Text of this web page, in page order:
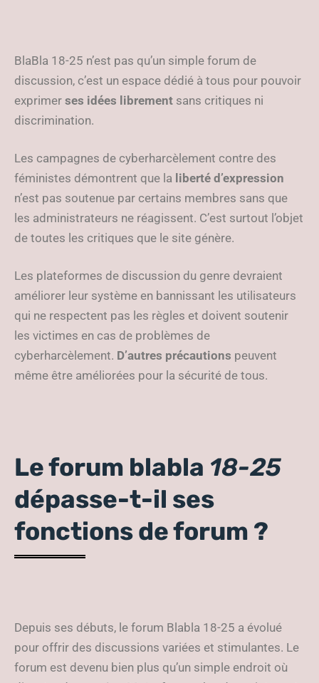
BlaBla 18-25 n’est pas qu’un simple forum de
discussion, c’est un espace dédié à tous pour pouvoir
exprimer ses idées librement sans critiques ni
discrimination.
Les campagnes de cyberharcèlement contre des
féministes démontrent que la liberté d’expression
n’est pas soutenue par certains membres sans que
les administrateurs ne réagissent. C’est surtout l’objet
de toutes les critiques que le site génère.
Les plateformes de discussion du genre devraient
améliorer leur système en bannissant les utilisateurs
qui ne respectent pas les règles et doivent soutenir
les victimes en cas de problèmes de
cyberharcèlement. D’autres précautions peuvent
même être améliorées pour la sécurité de tous.
Le forum blabla 18-25
dépasse-t-il ses
fonctions de forum ?
Depuis ses débuts, le forum Blabla 18-25 a évolué
pour offrir des discussions variées et stimulantes. Le
forum est devenu bien plus qu’un simple endroit où